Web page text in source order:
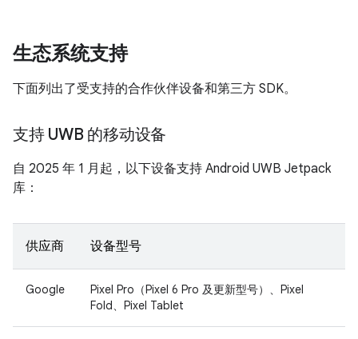
生态系统支持
下面列出了受支持的合作伙伴设备和第三方 SDK。
支持 UWB 的移动设备
自 2025 年 1 月起，以下设备支持 Android UWB Jetpack
库：
供应商 设备型号
Google
Pixel Pro（Pixel 6 Pro 及更新型号）、Pixel
Fold、Pixel Tablet